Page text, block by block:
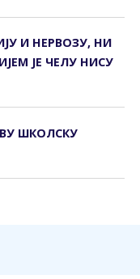
И НЕРВОЗУ, НИ
ЈЕ ЧЕЛУ НИСУ
ШКОЛСКУ